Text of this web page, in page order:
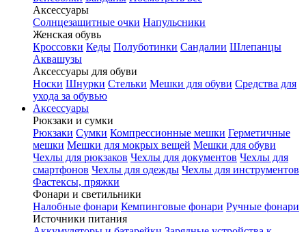
Аксессуары
Солнцезащитные очки Напульсники
Женская обувь
Кроссовки Кеды Полуботинки Сандалии Шлепанцы
Аквашузы
Аксессуары для обуви
Носки Шнурки Стельки Мешки для обуви Средства для
ухода за обувью
Аксессуары
Рюкзаки и сумки
Рюкзаки Сумки Компрессионные мешки Герметичные
мешки Мешки для мокрых вещей Мешки для обуви
Чехлы для рюкзаков Чехлы для документов Чехлы для
смартфонов Чехлы для одежды Чехлы для инструментов
Фастексы, пряжки
Фонари и светильники
Налобные фонари Кемпинговые фонари Ручные фонари
Источники питания